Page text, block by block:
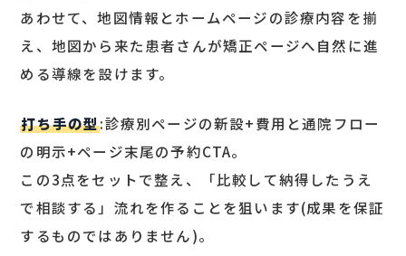
あわせて、地図情報とホームページの診療内容を揃
え、地図から来た患者さんが矯正ページへ自然に進
める導線を設けます。
打ち手の型:診療別ページの新設+費用と通院フロー
の明示+ページ末尾の予約CTA。
この3点をセットで整え、「比較して納得したうえ
で相談する」流れを作ることを狙います(成果を保証
するものではありません)。